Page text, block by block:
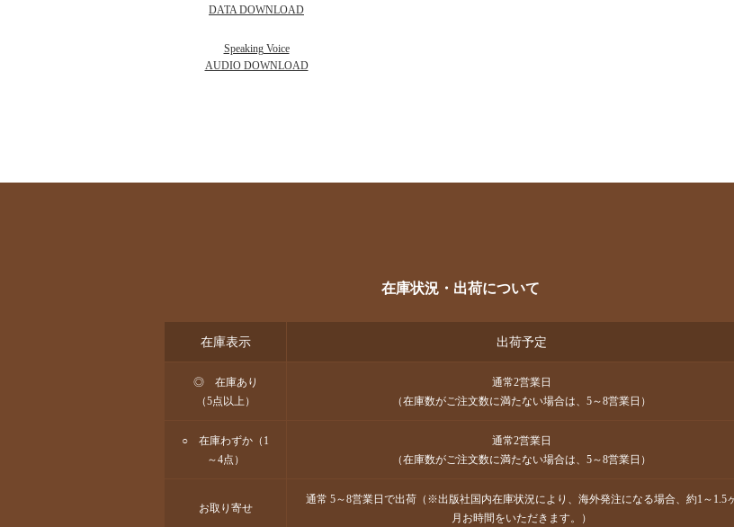
DATA DOWNLOAD
Speaking Voice
AUDIO DOWNLOAD
在庫状況・出荷について
在庫表示 出荷予定
◎ 在庫あり
（5点以上）
通常2営業日
（在庫数がご注文数に満たない場合は、5～8営業日）
○ 在庫わずか（1
～4点）
通常2営業日
（在庫数がご注文数に満たない場合は、5～8営業日）
お取り寄せ
通常 5～8営業日で出荷（※出版社国内在庫状況により、海外発注になる場合、約1～1.5
月お時間をいただきます。）